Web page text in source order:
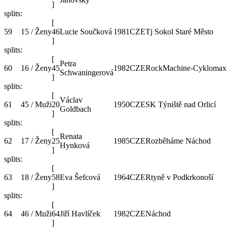
]
splits:
59 15 / Ženy
[
46
]
Lucie Součková 1981CZETj Sokol Staré Město
splits:
60 16 / Ženy
[
45
]
Petra
Schwaningerová
1982CZERockMachine-Cyklomax
splits:
61 45 / Muži
[
20
]
Václav
Goldbach
1950CZESK Týniště nad Orlicí
splits:
62 17 / Ženy
[
25
]
Renata
Hynková
1985CZERozběháme Náchod
splits:
63 18 / Ženy
[
58
]
Eva Šefcová 1964CZERtyně v Podkrkonoší
splits:
64 46 / Muži
[
64
]
Jiří Havlíček 1982CZENáchod